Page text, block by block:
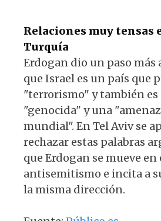
Relaciones muy tensas
Turquía
Erdogan dio un paso
que Israel es un país que
"terrorismo" y también es
"genocida" y una
mundial". En Tel Aviv se
rechazar estas palabras
que Erdogan se mueve
antisemitismo e incita a
la misma dirección.